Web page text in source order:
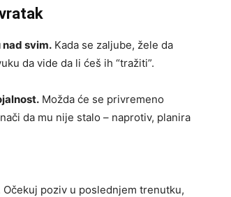
nad svim. Kada se zaljube, žele da
da vide da li ćeš ih “tražiti”.
Možda će se privremeno
da mu nije stalo – naprotiv, planira
poziv u poslednjem trenutku,